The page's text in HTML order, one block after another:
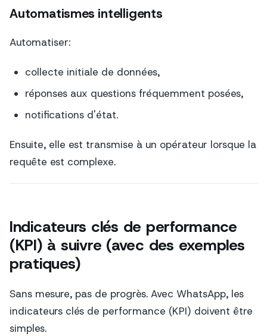
Automatismes intelligents
Automatiser:
collecte initiale de données,
réponses aux questions fréquemment posées,
notifications d'état.
Ensuite, elle est transmise à un opérateur lorsque la
requête est complexe.
Indicateurs clés de performance
(KPI) à suivre (avec des exemples
pratiques)
Sans mesure, pas de progrès. Avec WhatsApp, les
indicateurs clés de performance (KPI) doivent être
simples.